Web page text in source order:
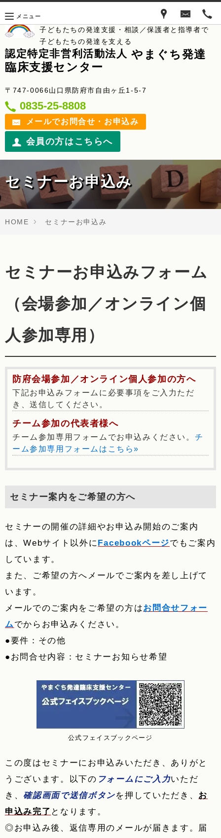
子どもたちの発達支援・相談／保護者と指導者で
子どもたちの発達を支える
認定特定非営利活動法人 やまぐち発達
臨床支援センター
メニュー
〒747-0066山口県防府市自由ヶ丘1-5-7
0835-25-8808
メールでお問合せ・お申込み
会員の方はこちらへ
セミナーお申込み
HOME セミナーお申込み
セミナーお申込みフォーム
（会場参加／オンライン個
人参加専用）
防府会場参加／オンライン個人参加の方へ
下記お申込みフォームに必要事項をご入力ただ
き、送信してください。
チーム参加の代表者様へ
チーム参加専用フォームでお申込みください。 チ
ーム参加専用フォームはこちら»
セミナー案内をご希望の方へ
セミナーの開催の詳細やお申込み開始のご案内
は、Webサイト以外に Facebookページでもご案内
しています。
また、ご希望の方へメールでご案内を差し上げて
います。
メールでのご案内をご希望の方はお問合せフォー
ムでからお申込みください。
●要件：その他
●お問合せ内容：セミナーお知らせ希望
公式フェイスブックページ
この度はセミナーにお申込みいただき、ありがと
うございます。以下の フォームにご入力いただ
き、確認画面で送信ボタンを押していただき、 お
申込み完了 となります。
◎お申込み後、返信専用のメールが届きます。届